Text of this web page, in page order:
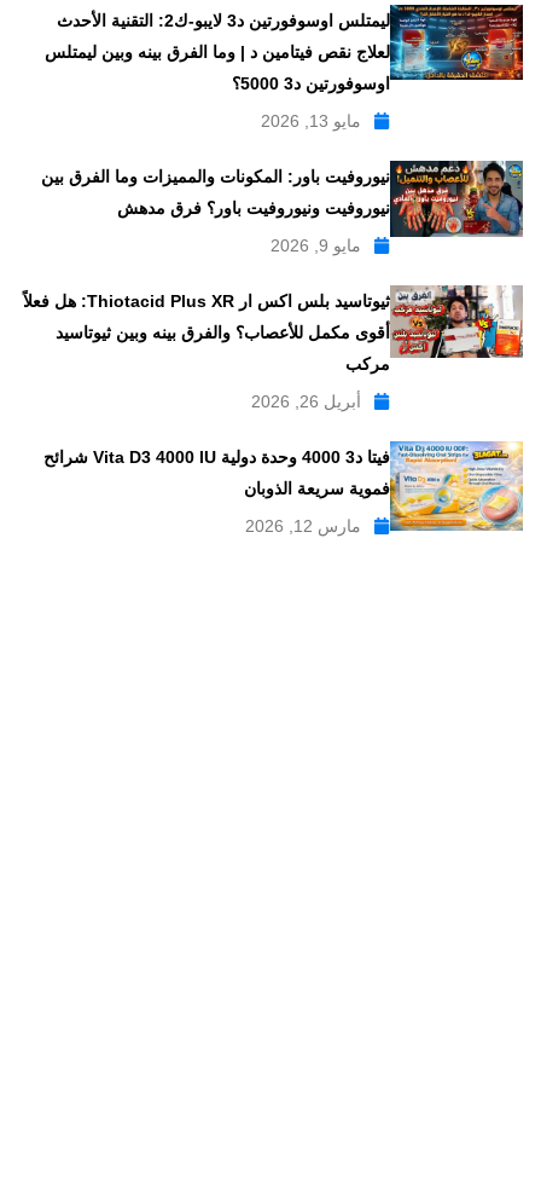
ليمتلس اوسوفورتين د3 لايبو-ك2: التقنية الأحدث
لعلاج نقص فيتامين د | وما الفرق بينه وبين ليمتلس
اوسوفورتين د3 5000؟
مايو 13, 2026
نيوروفيت باور: المكونات والمميزات وما الفرق بين
نيوروفيت ونيوروفيت باور؟ فرق مدهش
مايو 9, 2026
ثيوتاسيد بلس اكس ار Thiotacid Plus XR: هل فعلاً
أقوى مكمل للأعصاب؟ والفرق بينه وبين ثيوتاسيد
مركب
أبريل 26, 2026
فيتا د3 4000 وحدة دولية Vita D3 4000 IU شرائح
فموية سريعة الذوبان
مارس 12, 2026